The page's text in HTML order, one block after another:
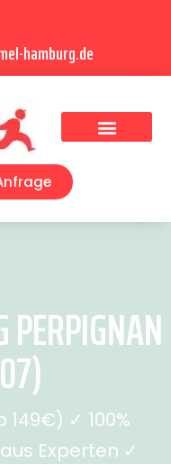
hamburg.de
✓ 100%
Experten ✓